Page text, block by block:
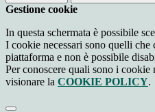
Gestione cookie
In questa schermata è possibile
I cookie necessari sono quelli
piattaforma e non è possibile
Per conoscere quali sono i cookie
visionare la COOKIE POLICY.